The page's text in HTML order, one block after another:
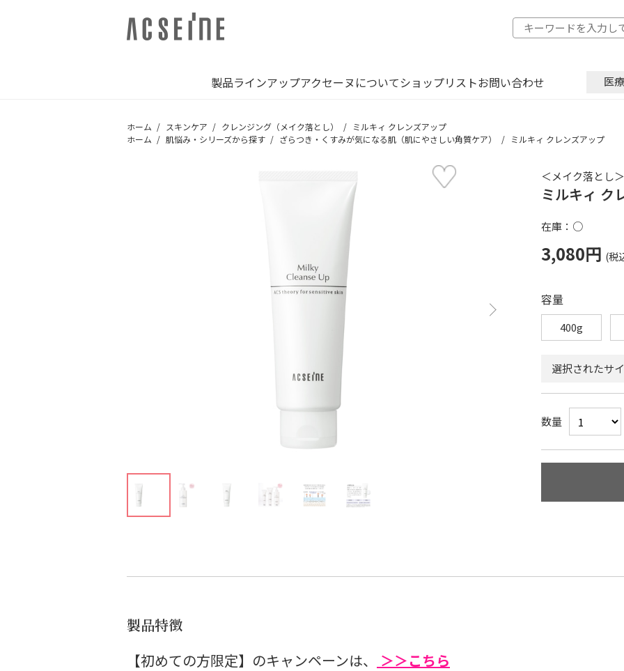
製品ラインアップアクセーヌについてショップリストお問い合わせ 医
ホーム スキンケア クレンジング（メイク落とし）
ミルキィ クレンズアップ
ホーム
肌悩み・シリーズから探す ざらつき・くすみが気になる肌（肌にやさしい角質ケア） ミルキィ クレンズアップ
＜メイク落とし
ミルキィ ク
在庫：○
3,080円
容量
400g
選択されたサ
数量
製品特徴
【初めての方限定】のキャンペーンは、
＞＞こちら